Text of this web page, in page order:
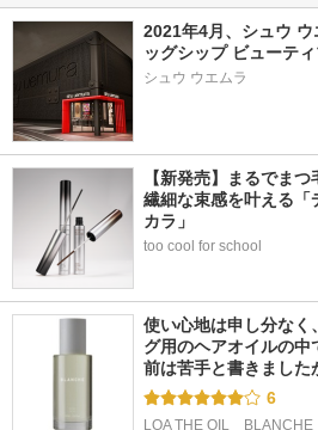
2021年4月、シュウ
ッグシップ ビューティ
シュウ ウエムラ
【新発売】まるでま
繊細な束感を叶える「
カラ」
too cool for school
使い心地は申し分なく
グ用のヘアオイルの
前は苦手と書きまし
6
LOA THE OIL　BLANCHE